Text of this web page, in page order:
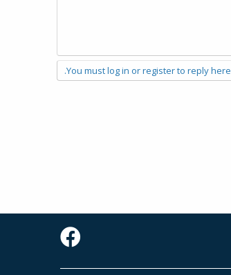
You must log in or register to reply here.